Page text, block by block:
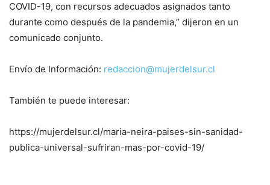
COVID-19, con recursos adecuados asignados tanto
durante como después de la pandemia,” dijeron en un
comunicado conjunto.
Envío de Información: redaccion@mujerdelsur.cl
También te puede interesar:
https://mujerdelsur.cl/maria-neira-paises-sin-sanidad-
publica-universal-sufriran-mas-por-covid-19/